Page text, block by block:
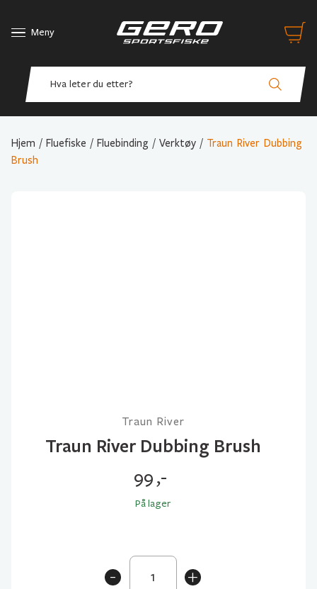
Meny
Hjem / Fluefiske / Fluebinding / Verktøy / Traun River Dubbing
Brush
Traun River
Traun River Dubbing Brush
99,-
På lager
+
Traun
River
-